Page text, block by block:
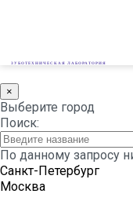
ЗУБОТЕХНИЧЕСКАЯ ЛАБОРАТОРИЯ
×
Выберите город
Поиск:
По данному запросу
Санкт-Петербург
Москва
НАШИ